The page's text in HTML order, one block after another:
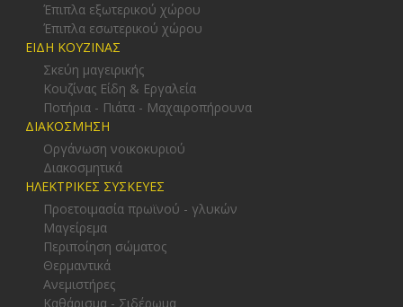
Έπιπλα εξωτερικού χώρου
Έπιπλα εσωτερικού χώρου
ΕΙΔΗ ΚΟΥΖΙΝΑΣ
Σκεύη μαγειρικής
Κουζίνας Είδη & Εργαλεία
Ποτήρια - Πιάτα - Μαχαιροπήρουνα
ΔΙΑΚΟΣΜΗΣΗ
Οργάνωση νοικοκυριού
Διακοσμητικά
ΗΛΕΚΤΡΙΚΕΣ ΣΥΣΚΕΥΕΣ
Προετοιμασία πρωϊνού - γλυκών
Μαγείρεμα
Περιποίηση σώματος
Θερμαντικά
Ανεμιστήρες
Καθάρισμα - Σιδέρωμα